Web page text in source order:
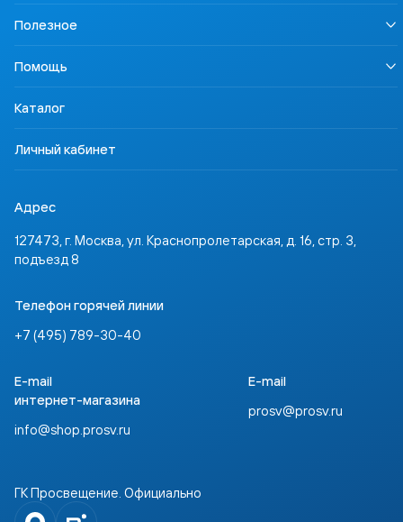
Информация для СМИ
Карьера
Правовая информация
Осторожно, контрафакт
Контакты
Урок безопасности
Наша Победа
Профориентация
Учимся для жизни
ССТ Лингвотест
Полезное
Родителям
Ученикам
Партнёрам
Инвесторам
Помощь
Где купить
Задать вопрос
Каталог
Личный кабинет
Адрес
127473, г. Москва, ул. Краснопролетарская, д. 16, стр. 3,
подъезд 8
Телефон горячей линии
+7 (495) 789-30-40
E-mail
интернет-магазина
info@shop.prosv.ru
E-mail
prosv@prosv.ru
ГК Просвещение. Официально